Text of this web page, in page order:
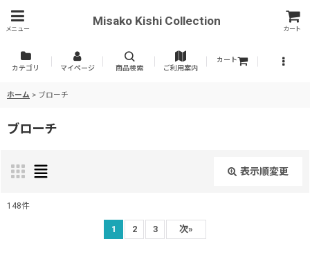
メニュー
Misako Kishi Collection
カート
カテゴリ マイページ 商品検索 ご利用案内
カート
ホーム > ブローチ
ブローチ
表示順変更
148件
1 2 3 次»